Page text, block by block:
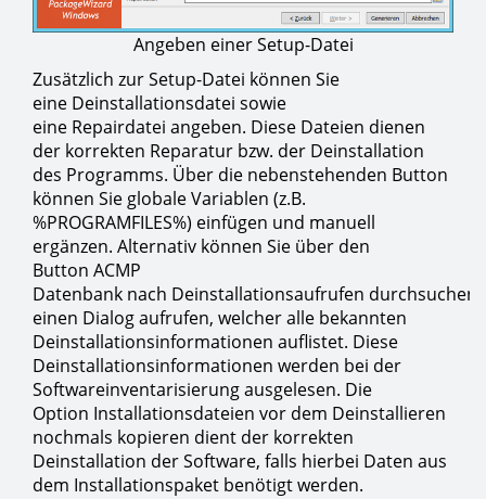
Angeben einer Setup-Datei
Zusätzlich zur Setup-Datei können Sie
eine Deinstallationsdatei sowie
eine Repairdatei angeben. Diese Dateien dienen
der korrekten Reparatur bzw. der Deinstallation
des Programms. Über die nebenstehenden Button
können Sie globale Variablen (z.B.
%PROGRAMFILES%) einfügen und manuell
ergänzen. Alternativ können Sie über den
Button ACMP
Datenbank nach Deinstallationsaufrufen durchsuchen
einen Dialog aufrufen, welcher alle bekannten
Deinstallationsinformationen auflistet. Diese
Deinstallationsinformationen werden bei der
Softwareinventarisierung ausgelesen. Die
Option Installationsdateien vor dem Deinstallieren
nochmals kopieren dient der korrekten
Deinstallation der Software, falls hierbei Daten aus
dem Installationspaket benötigt werden.